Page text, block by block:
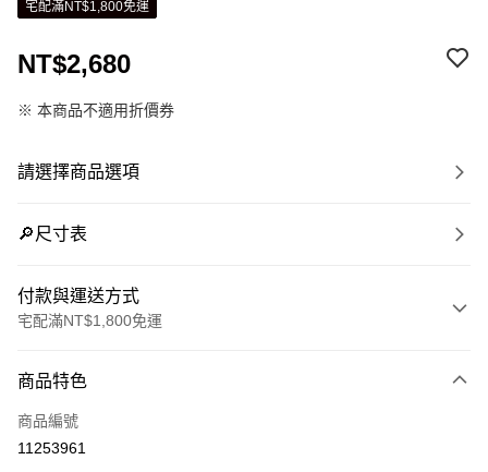
宅配滿NT$1,800免運
NT$2,680
※ 本商品不適用折價券
請選擇商品選項
🔎尺寸表
付款與運送方式
宅配滿NT$1,800免運
信用卡一次付款
LINE Pay
商品特色
商品編號
11253961